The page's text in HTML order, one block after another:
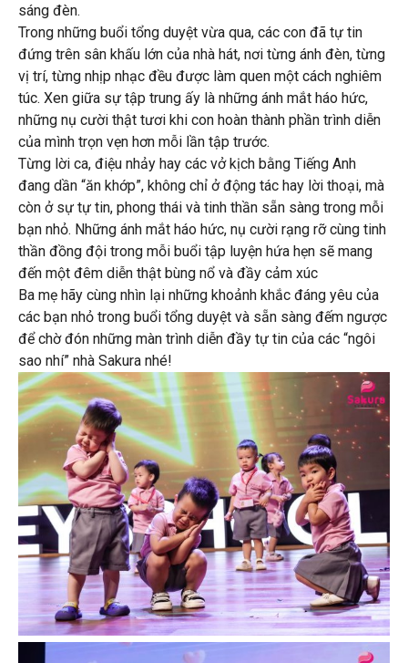
sáng đèn.
Trong những buổi tổng duyệt vừa qua, các con đã tự tin
đứng trên sân khấu lớn của nhà hát, nơi từng ánh đèn, từng
vị trí, từng nhịp nhạc đều được làm quen một cách nghiêm
túc. Xen giữa sự tập trung ấy là những ánh mắt háo hức,
những nụ cười thật tươi khi con hoàn thành phần trình diễn
của mình trọn vẹn hơn mỗi lần tập trước.
Từng lời ca, điệu nhảy hay các vở kịch bằng Tiếng Anh
đang dần “ăn khớp”, không chỉ ở động tác hay lời thoại, mà
còn ở sự tự tin, phong thái và tinh thần sẵn sàng trong mỗi
bạn nhỏ. Những ánh mắt háo hức, nụ cười rạng rỡ cùng tinh
thần đồng đội trong mỗi buổi tập luyện hứa hẹn sẽ mang
đến một đêm diễn thật bùng nổ và đầy cảm xúc
Ba mẹ hãy cùng nhìn lại những khoảnh khắc đáng yêu của
các bạn nhỏ trong buổi tổng duyệt và sẵn sàng đếm ngược
để chờ đón những màn trình diễn đầy tự tin của các “ngôi
sao nhí” nhà Sakura nhé!